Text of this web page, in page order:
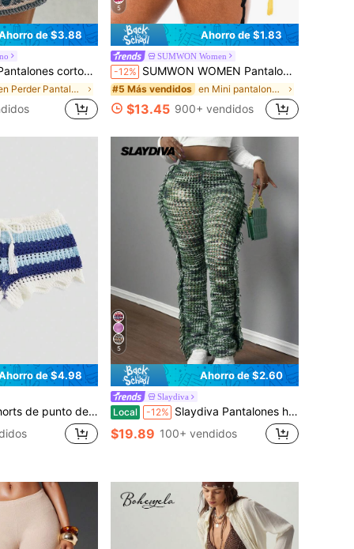
de $3.88
cordón en la cintura, versátiles y casuales para uso diario
en Perder Pantalones de suéter para mujer
5
Ahorro de $1.83
SUMWON Women
-12% SUMWON WOMEN Pantalones cortos tipo culotte de punto a rayas con rayas horizontales y cintura alta para atuendos de festivales de verano, jersey deportivo de streetwear para la Copa Mundial 2026
#5 Más vendidos en Mini pantalones cortos Pantalones de suéter par
$13.45 900+ vendidos
de $4.98
sexy hippie de talle súper bajo y diseño hueco a rayas para mujeres
5
Ahorro de $2.60
Slaydiva
Local -12% Slaydiva Pantalones holgados de punto con flecos, de estilo suelto y acampanado para mujer, moda urbana casual para otoño/invierno 2024
$19.89 100+ vendidos